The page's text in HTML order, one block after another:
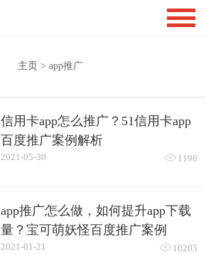
主页 > app推广
信用卡app怎么推广？51信用卡app
百度推广案例解析
2021-05-30  1196
app推广怎么做，如何提升app下载
量？宝可萌妖怪百度推广案例
2021-01-21  10205